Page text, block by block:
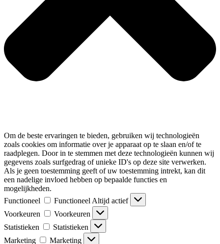
Om de beste ervaringen te bieden, gebruiken wij technologieën
zoals cookies om informatie over je apparaat op te slaan en/of te
raadplegen. Door in te stemmen met deze technologieën kunnen wij
gegevens zoals surfgedrag of unieke ID's op deze site verwerken.
Als je geen toestemming geeft of uw toestemming intrekt, kan dit
een nadelige invloed hebben op bepaalde functies en
mogelijkheden.
Functioneel
FunctioneelAltijd actief
Voorkeuren
Voorkeuren
Statistieken
Statistieken
Marketing
Marketing